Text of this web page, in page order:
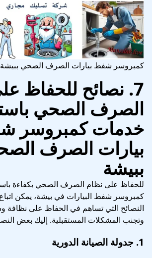
كمبروسر شفط بيارات الصرف الصحي ببيشة
7. نصائح للحفاظ
الصرف الصحي
خدمات كمبروسر
بيارات الصرف
ببيشة
للحفاظ على نظام الصرف الصحي بكفاءة
كمبروسر شفط البيارات في بيشة، يمكن
النصائح التي تساهم في الحفاظ على نظافة
وتجنب المشكلات المستقبلية. إليك بعض
1. جدولة الصيانة الدورية